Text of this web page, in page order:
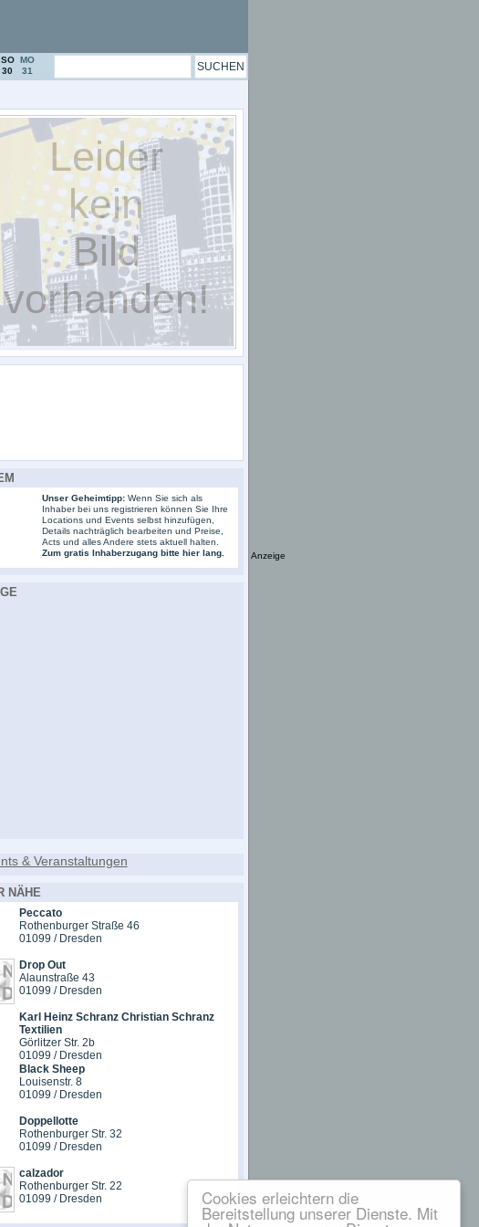
Cookies erleichtern die
Bereitstellung unserer Dienste. Mit
Leider
kein
Bild
vorhanden!
Unser Geheimtipp:Wenn Sie sich als
Inhaber bei uns registrieren können Sie Ihre
Locations und Events selbst hinzufügen,
Details nachträglich bearbeiten und Preise,
Acts und alles Andere stets aktuell halten.
Zum gratis Inhaberzugang bitte hier lang.
NÄHE
Peccato
Rothenburger Straße 46
01099 / Dresden
Drop Out
Alaunstraße 43
01099 / Dresden
Karl Heinz Schranz Christian Schranz
Textilien
Görlitzer Str. 2b
01099 / Dresden
Black Sheep
Louisenstr. 8
01099 / Dresden
Doppellotte
Rothenburger Str. 32
01099 / Dresden
calzador
Rothenburger Str. 22
01099 / Dresden
SO
30
MO
31
Anzeige